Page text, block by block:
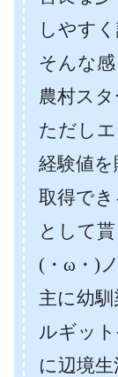
しやすく
そんな
農村スタ
ただし
経験値
取得で
として
(・ω・)ノ
主に幼
ルギッ
に辺境